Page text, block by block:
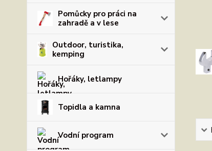
Pomůcky pro práci na
zahradě a v lese
Outdoor, turistika,
kemping
Hořáky, letlampy
Topidla a kamna
Vodní program